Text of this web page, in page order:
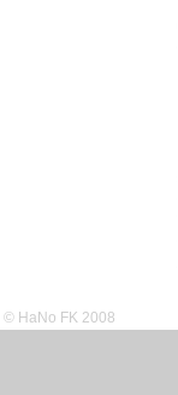
© HaNo FK 2008